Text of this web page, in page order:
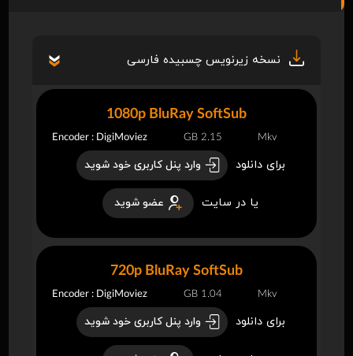
نسخه زیرنویس چسبیده فارسی
برای دانلود وارد پنل کاربری خود شوید
یا در سایت عضو شوید
1080p BluRay SoftSub
Encoder : DigiMoviez 2.15 GB Mkv
برای دانلود وارد پنل کاربری خود شوید
720p BluRay SoftSub
Encoder : DigiMoviez 1.04 GB Mkv